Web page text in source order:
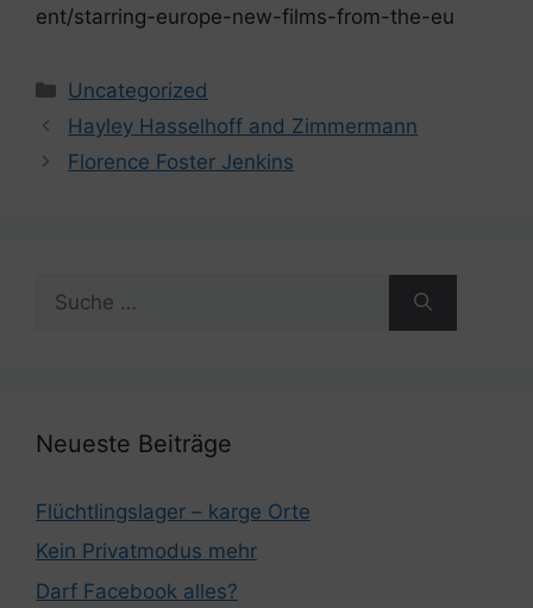
ent/starring-europe-new-films-from-the-eu
Kategorien
Uncategorized
Hayley Hasselhoff and Zimmermann
Florence Foster Jenkins
nach:
Neueste Beiträge
Flüchtlingslager – karge Orte
Kein Privatmodus mehr
Darf Facebook alles?